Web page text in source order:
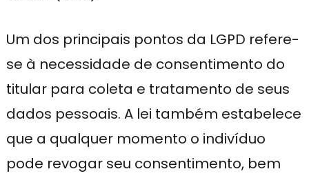
Um dos principais pontos da LGPD refere-
se à necessidade de consentimento do
titular para coleta e tratamento de seus
dados pessoais. A lei também estabelece
que a qualquer momento o indivíduo
pode revogar seu consentimento, bem